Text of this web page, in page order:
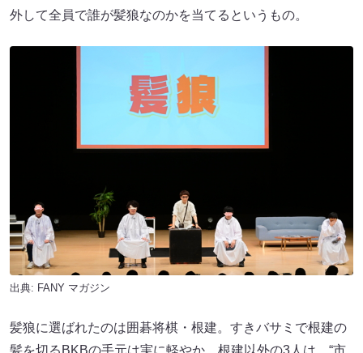
外して全員で誰が髪狼なのかを当てるというもの。
出典: FANY マガジン
髪狼に選ばれたのは囲碁将棋・根建。すきバサミで根建の
髪を切るBKBの手元は実に軽やか。根建以外の3人は、“市